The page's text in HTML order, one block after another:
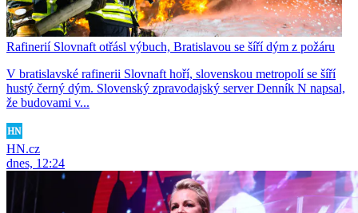
Rafinerií Slovnaft otřásl výbuch, Bratislavou se šíří dým z požáru
V bratislavské rafinerii Slovnaft hoří, slovenskou metropolí se šíří
hustý černý dým. Slovenský zpravodajský server Denník N napsal,
že budovami v...
HN.cz
dnes, 12:24